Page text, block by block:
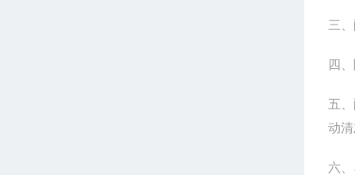
三
四
五
动
六